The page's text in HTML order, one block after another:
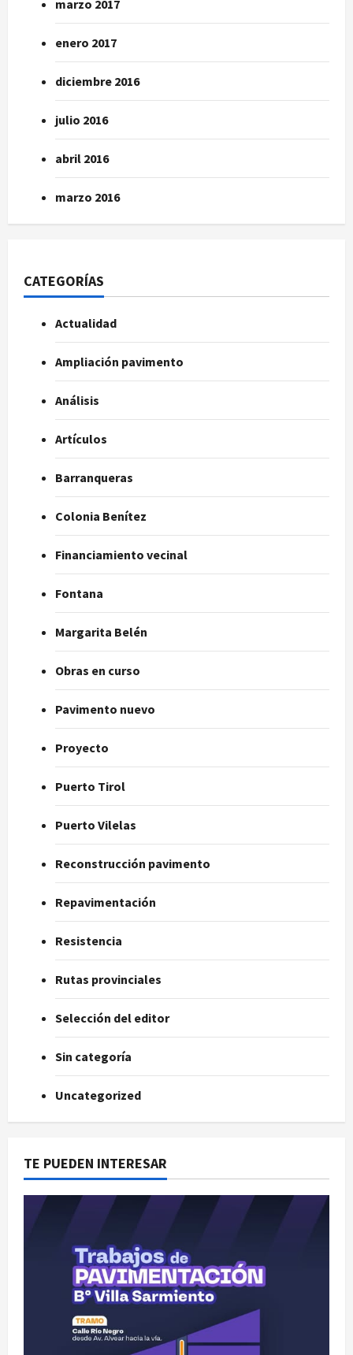
marzo 2017
enero 2017
diciembre 2016
julio 2016
abril 2016
marzo 2016
CATEGORÍAS
Actualidad
Ampliación pavimento
Análisis
Artículos
Barranqueras
Colonia Benítez
Financiamiento vecinal
Fontana
Margarita Belén
Obras en curso
Pavimento nuevo
Proyecto
Puerto Tirol
Puerto Vilelas
Reconstrucción pavimento
Repavimentación
Resistencia
Rutas provinciales
Selección del editor
Sin categoría
Uncategorized
TE PUEDEN INTERESAR